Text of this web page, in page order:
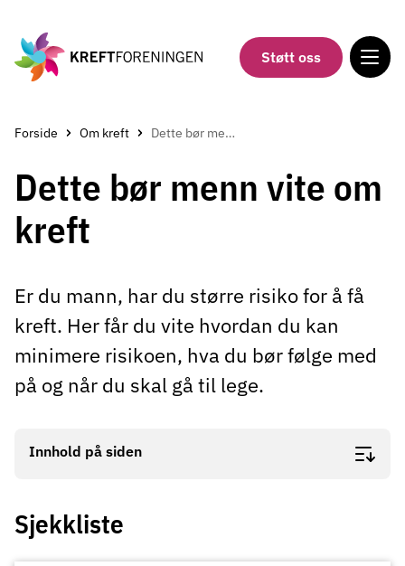
hovedinnholdet
Støtt oss
Forside Om kreft Dette bør menn vite om kreft
Dette bør menn vite om
kreft
Er du mann, har du større risiko for å få
kreft. Her får du vite hvordan du kan
minimere risikoen, hva du bør følge med
på og når du skal gå til lege.
Innhold på siden
Sjekkliste